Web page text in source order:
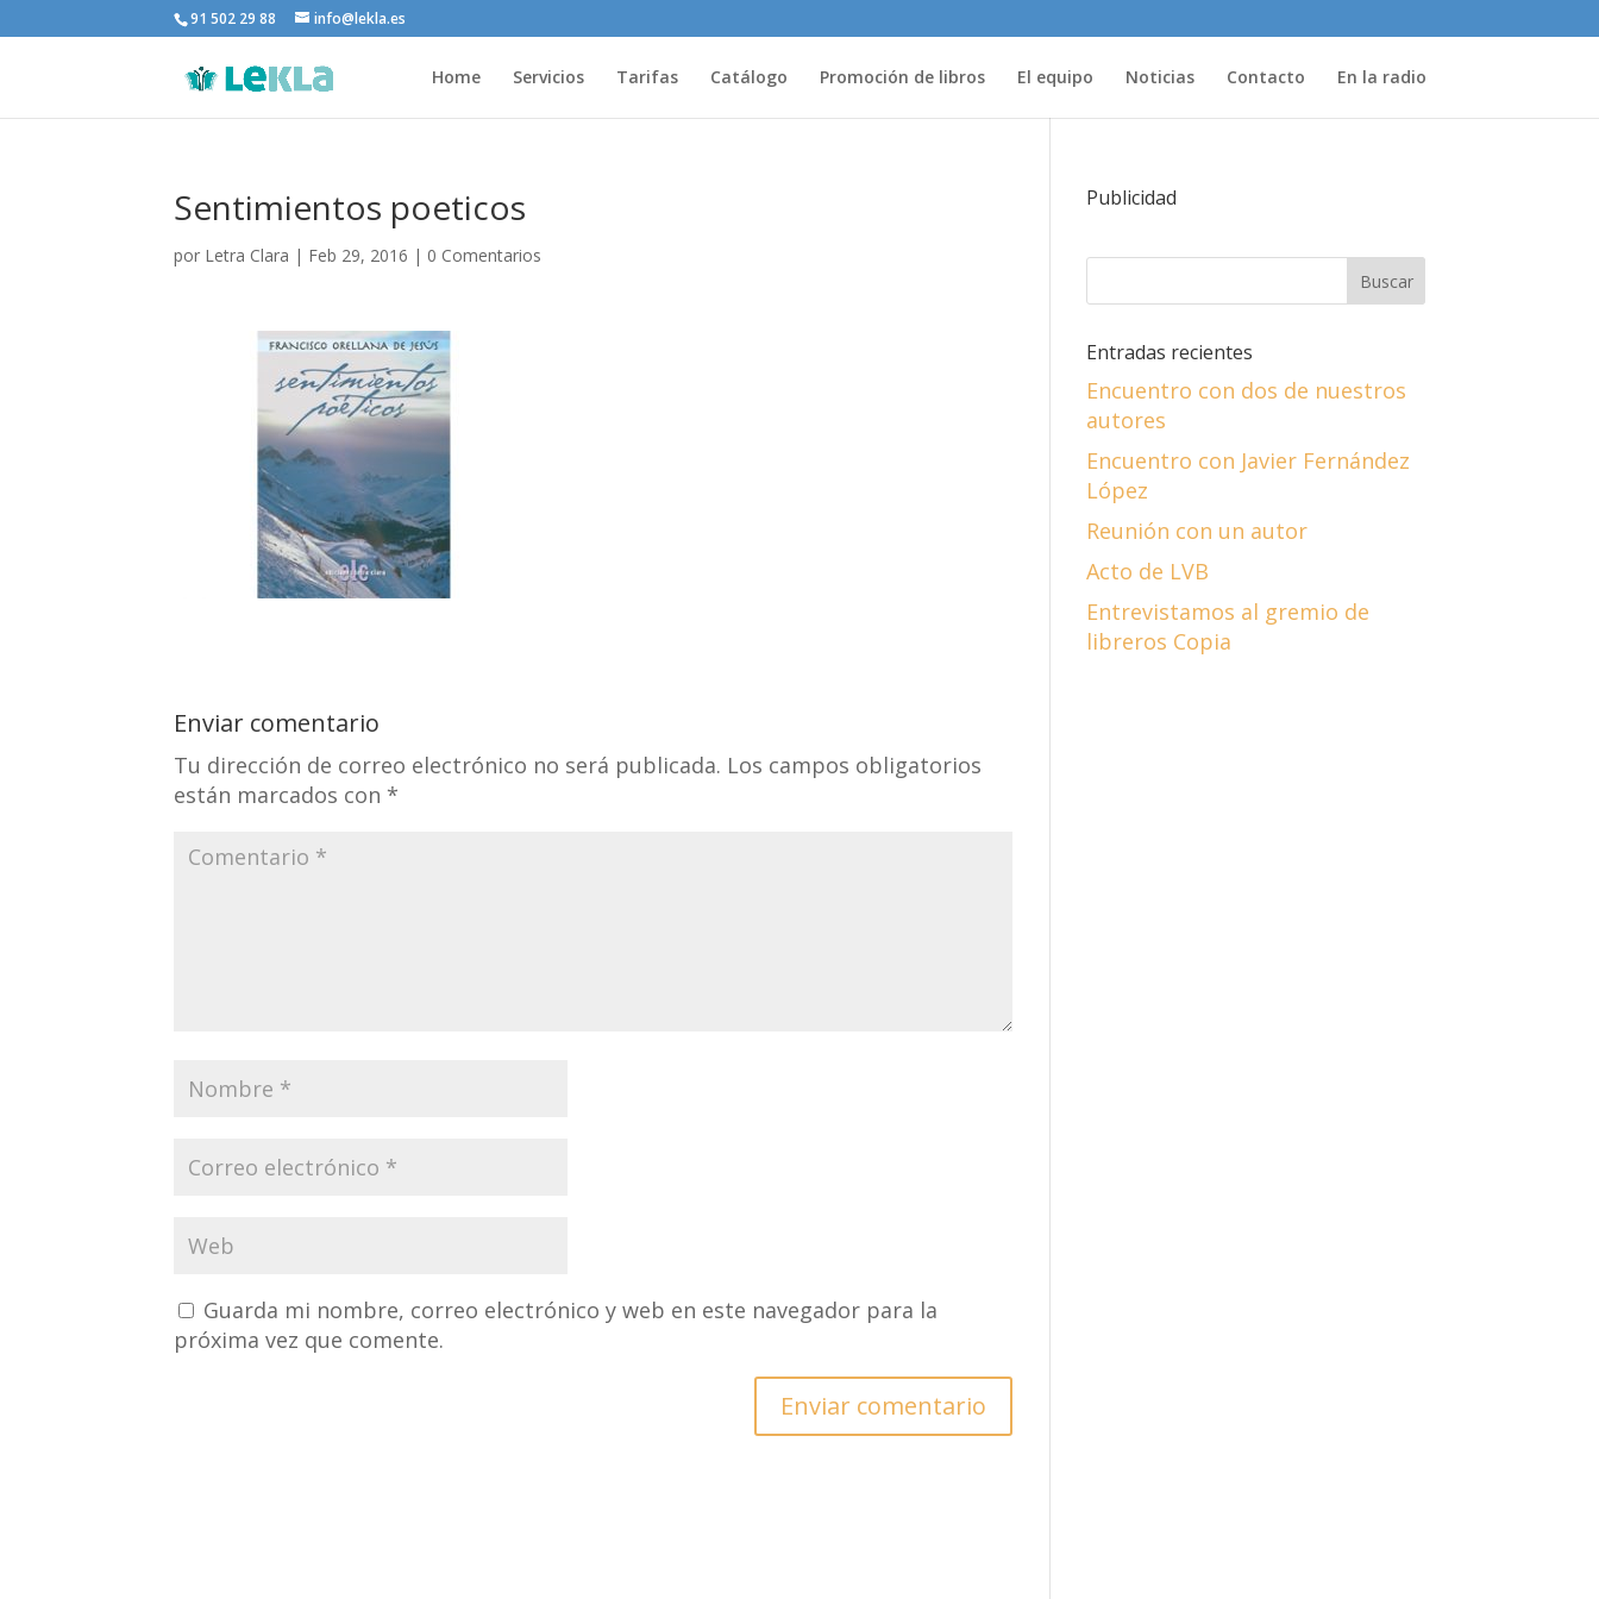
91 502 29 88 info@lekla.es
Home Servicios Tarifas Catálogo Promoción de libros El equipo Noticias Contacto En la radio
Sentimientos poeticos
por Letra Clara | Feb 29, 2016 | 0 Comentarios
Enviar comentario
Tu dirección de correo electrónico no será publicada. Los campos obligatorios
están marcados con *
Guarda mi nombre, correo electrónico y web en este navegador para la
próxima vez que comente.
Publicidad
Entradas recientes
Encuentro con dos de nuestros
autores
Encuentro con Javier Fernández
López
Reunión con un autor
Acto de LVB
Entrevistamos al gremio de
libreros Copia